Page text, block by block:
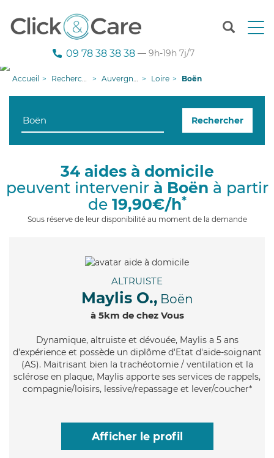
T
n
g
i
09 78 38 38 38 — 9h-19h 7j/7
Accueil Recherche aide à domicile Auvergne-Rhône-Alpes Loire Boën
Rechercher
34 aides à domicile
peuvent intervenir à Boën à partir
de 19,90€/h*
Sous réserve de leur disponibilité au moment de la demande
ALTRUISTE
Maylis O., Boën
à 5km de chez Vous
Dynamique, altruiste et dévouée, Maylis a 5 ans
d'expérience et possède un diplôme d'Etat d'aide-soignant
(AS). Maitrisant bien la trachéotomie / ventilation et la
sclérose en plaque, Maylis apporte ses services de rappels,
compagnie/loisirs, lessive/repassage et lever/coucher*
Afficher le profil